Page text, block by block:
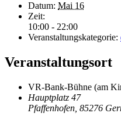
Datum: Mai 16
Zeit:
10:00 - 22:00
Veranstaltungskategorie:
Veranstaltungsort
VR-Bank-Bühne (am
Hauptplatz 47
Pfaffenhofen 85276